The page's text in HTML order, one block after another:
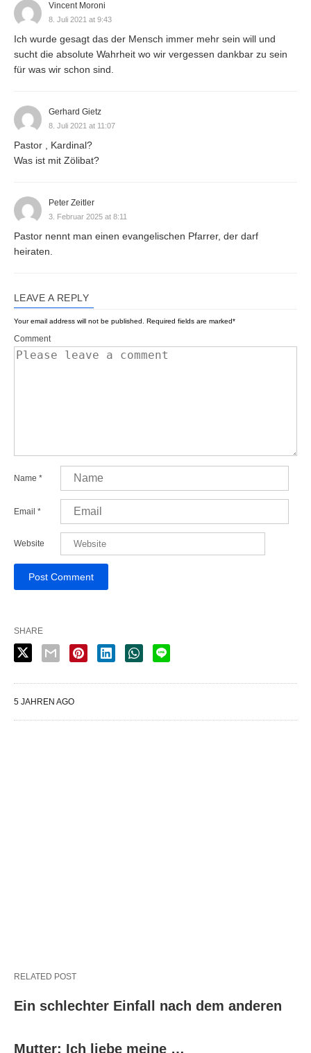
Vincent Moroni
8. Juli 2021 at 9:43
Ich wurde gesagt das der Mensch immer mehr sein will und
sucht die absolute Wahrheit wo wir vergessen dankbar zu sein
für was wir schon sind.
Gerhard Gietz
8. Juli 2021 at 11:07
Pastor , Kardinal?
Was ist mit Zölibat?
Peter Zeitler
3. Februar 2025 at 8:11
Pastor nennt man einen evangelischen Pfarrer, der darf
heiraten.
LEAVE A REPLY
Your email address will not be published. Required fields are marked*
Comment
Name *
Email *
Website
SHARE
5 JAHREN AGO
RELATED POST
Ein schlechter Einfall nach dem anderen
Mutter: Ich liebe meine …